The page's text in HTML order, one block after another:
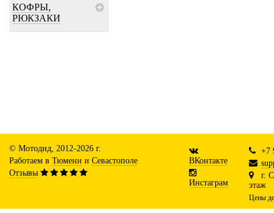
КОФРЫ,
РЮКЗАКИ
© Мотодид, 2012-2026 г.
Работаем в Тюмени и Севастополе
Отзывы
ВКонтакте
Инстаграм
+7
г.
этаж
Цены